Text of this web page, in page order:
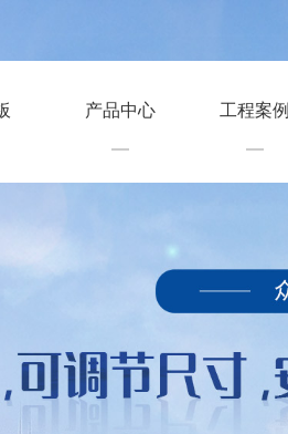
产品中心 工程案例